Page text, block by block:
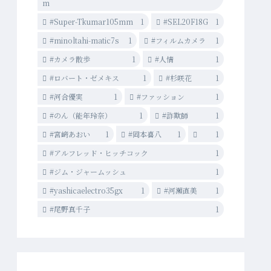
m
#Super-Tkumar105mm 1 #SEL20F18G
1
#minoltahi-matic7s
1 #フィルムカメラ
1
#カメラ散歩
1 #人情
1
#ロバート・ゼメキス
1 #杉咲花
1
#河合優実
1 #ファッション
1
#のん（能年玲奈）
1 #詐欺師
1
#宮﨑あおい
1 #岡本喜八 1
1
#アルフレッド・ヒッチコック
1
#ジム・ジャームッシュ
1
#yashicaelectro35gx
1 #河瀨直美
1
#尾野真千子
1